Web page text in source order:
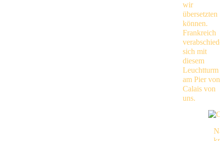
wir
übersetzten
können.
Frankreich
sich mit
diesem
Leuchtturm
am Pier von
Calais von
uns.